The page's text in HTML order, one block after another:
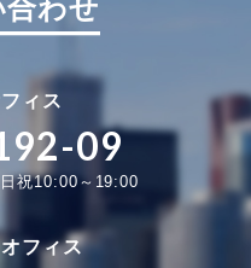
合わせ
ィス
09
祝10:00～19:00
オフィス